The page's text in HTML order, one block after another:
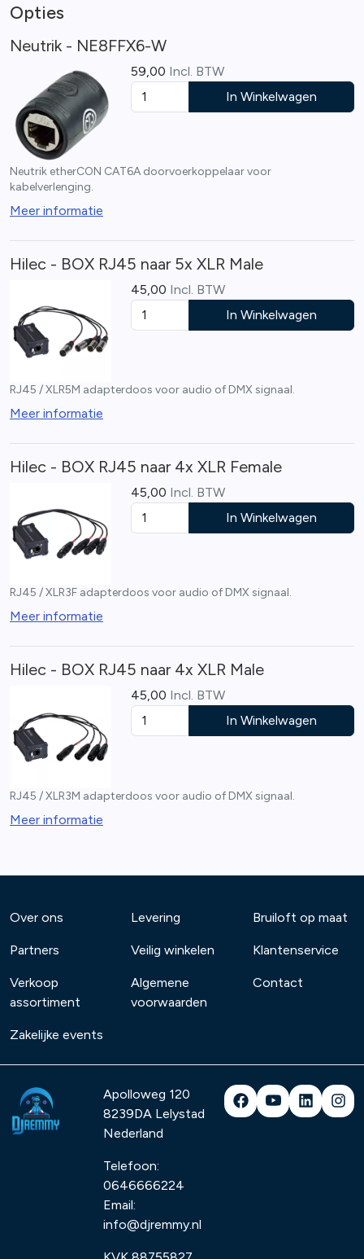
Opties
Neutrik - NE8FFX6-W
59,00 Incl. BTW
In Winkelwagen
Neutrik etherCON CAT6A doorvoerkoppelaar voor
kabelverlenging.
Meer informatie
Hilec - BOX RJ45 naar 5x XLR Male
45,00 Incl. BTW
In Winkelwagen
RJ45 / XLR5M adapterdoos voor audio of DMX signaal.
Meer informatie
Hilec - BOX RJ45 naar 4x XLR Female
45,00 Incl. BTW
In Winkelwagen
RJ45 / XLR3F adapterdoos voor audio of DMX signaal.
Meer informatie
Hilec - BOX RJ45 naar 4x XLR Male
45,00 Incl. BTW
In Winkelwagen
RJ45 / XLR3M adapterdoos voor audio of DMX signaal.
Meer informatie
Over ons
Partners
Verkoop
assortiment
Zakelijke events
Levering
Veilig winkelen
Algemene
voorwaarden
Bruiloft op maat
Klantenservice
Contact
Apolloweg 120
8239DA Lelystad
Nederland
Telefoon:
0646666224
Email:
info@djremmy.nl